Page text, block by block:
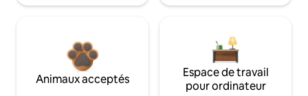
Animaux acceptés
Espace de travail
pour ordinateur